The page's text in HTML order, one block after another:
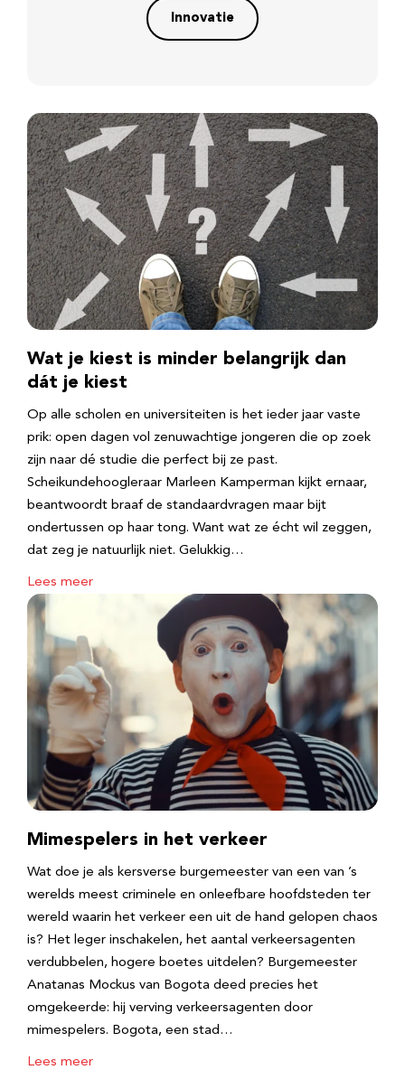
Innovatie
Wat je kiest is minder belangrijk dan
dát je kiest
Op alle scholen en universiteiten is het ieder jaar vaste
prik: open dagen vol zenuwachtige jongeren die op zoek
zijn naar dé studie die perfect bij ze past.
Scheikundehoogleraar Marleen Kamperman kijkt ernaar,
beantwoordt braaf de standaardvragen maar bijt
ondertussen op haar tong. Want wat ze écht wil zeggen,
dat zeg je natuurlijk niet. Gelukkig…
Lees meer
Mimespelers in het verkeer
Wat doe je als kersverse burgemeester van een van ’s
werelds meest criminele en onleefbare hoofdsteden ter
wereld waarin het verkeer een uit de hand gelopen chaos
is? Het leger inschakelen, het aantal verkeersagenten
verdubbelen, hogere boetes uitdelen? Burgemeester
Anatanas Mockus van Bogota deed precies het
omgekeerde: hij verving verkeersagenten door
mimespelers. Bogota, een stad…
Lees meer